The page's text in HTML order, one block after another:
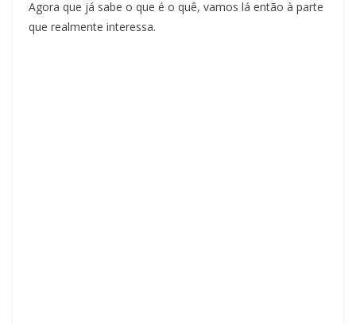
Agora que já sabe o que é o quê, vamos lá então à parte
que realmente interessa.